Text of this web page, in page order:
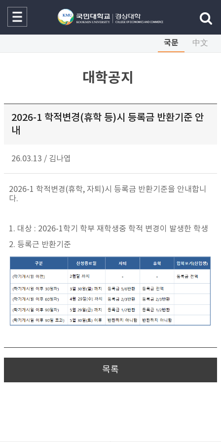
국문 中文
대학공지
2026-1 학적변경(휴학 등)시 등록금 반환기준 안
내
26.03.13 / 김나엽
2026-1 학적변경(휴학, 자퇴)시 등록금 반환기준을 안내합니
다.
1. 대상 : 2026-1학기 학부 재학생중 학적 변경이 발생한 학생
2. 등록근 반환기준
목록